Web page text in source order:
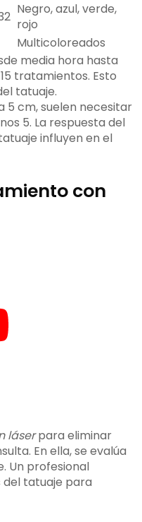
Negro, azul, verde,
rojo
Multicoloreados
media hora hasta
tratamientos. Esto
tatuaje.
5 cm, suelen necesitar
5. La respuesta del
influyen en el
con
láserpara eliminar
En ella, se evalúa
Un profesional
tatuaje para